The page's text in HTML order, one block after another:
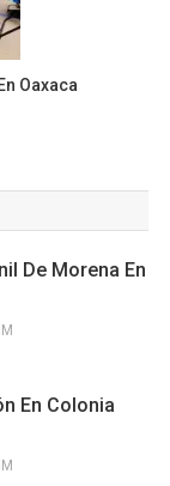
Oaxaca
De Morena En
En Colonia